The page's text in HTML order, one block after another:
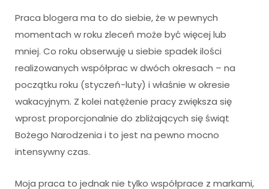
Praca blogera ma to do siebie, że w pewnych
momentach w roku zleceń może być więcej lub
mniej. Co roku obserwuję u siebie spadek ilości
realizowanych współprac w dwóch okresach – na
początku roku (styczeń-luty) i właśnie w okresie
wakacyjnym. Z kolei natężenie pracy zwiększa się
wprost proporcjonalnie do zbliżających się świąt
Bożego Narodzenia i to jest na pewno mocno
intensywny czas.
Moja praca to jednak nie tylko współprace z markami,